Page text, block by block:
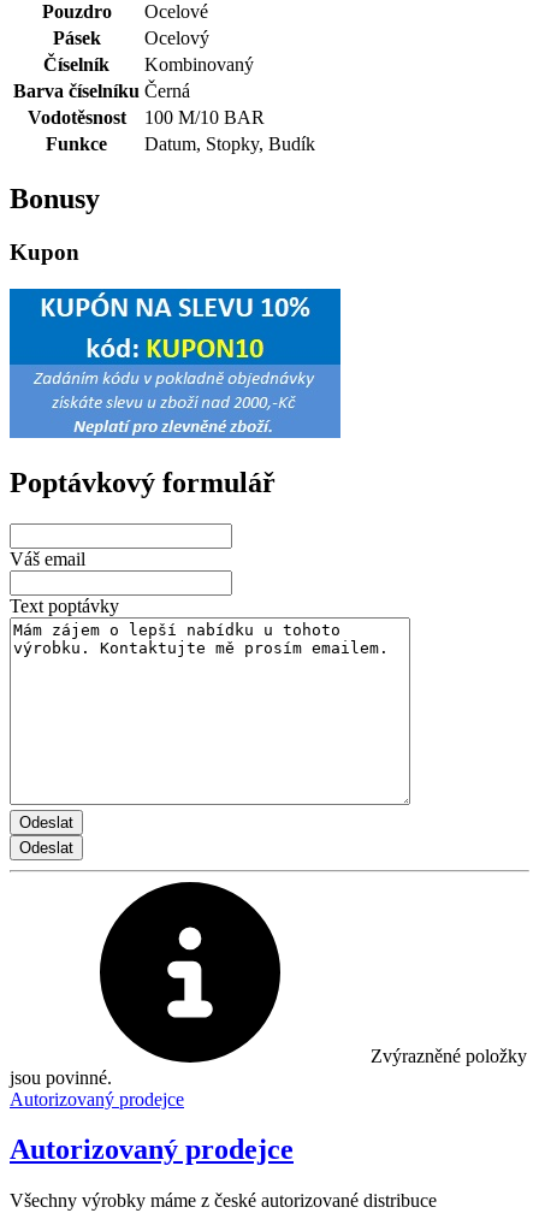
Pouzdro
Ocelové
Pásek
Ocelový
Číselník
Kombinovaný
Barva číselníku Černá
Vodotěsnost
100 M/10 BAR
Funkce
Datum, Stopky, Budík
Bonusy
Kupon
Poptávkový formulář
Váš email
Text poptávky
Zvýrazněné položky
jsou povinné.
Autorizovaný prodejce
Autorizovaný prodejce
Všechny výrobky máme z české autorizované distribuce